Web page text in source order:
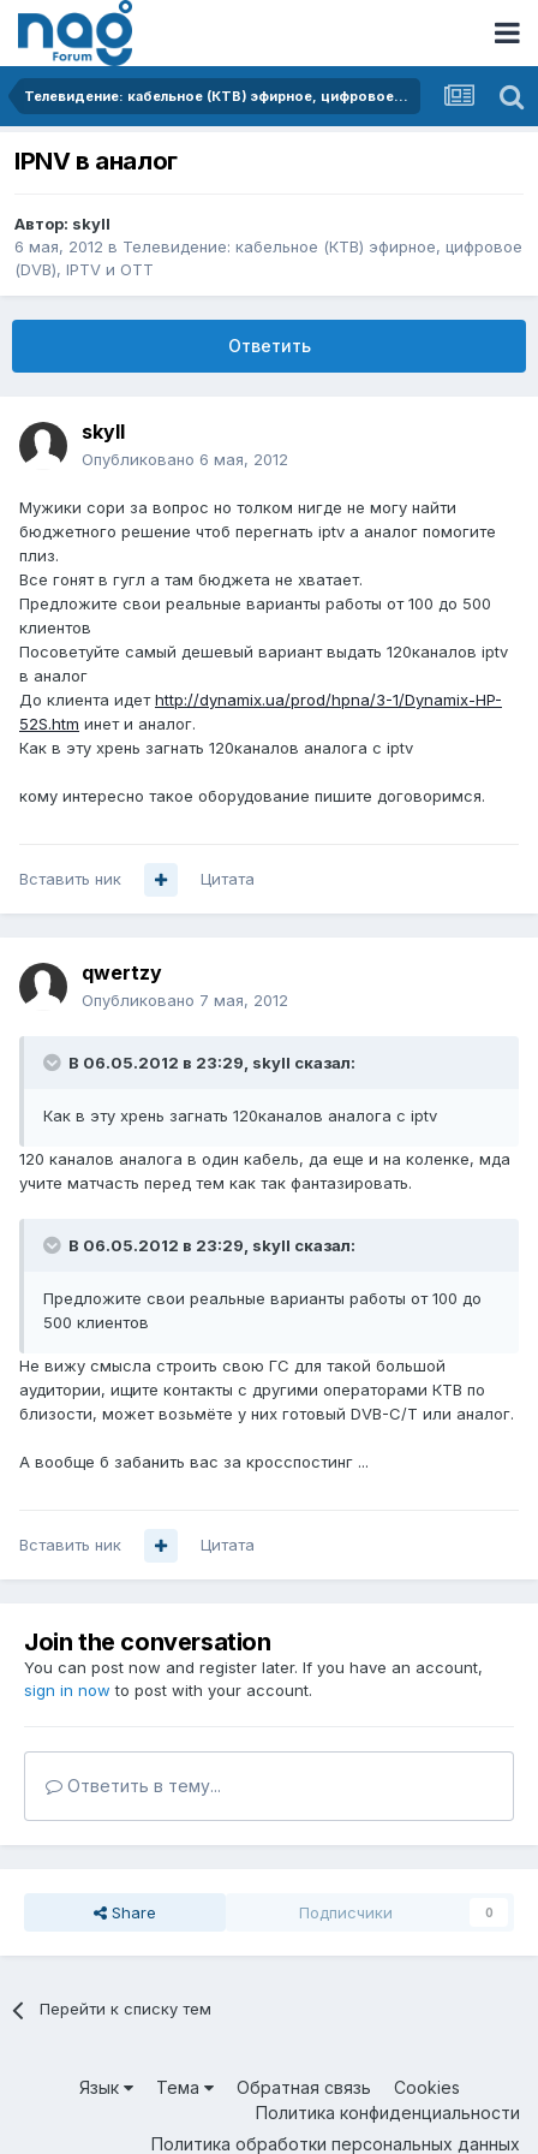
Телевидение: кабельное (КТВ) эфирное, цифровое (DVB), IPTV и OTT
IPNV в аналог
Автор: skyll
6 мая, 2012 в Телевидение: кабельное (КТВ) эфирное, цифровое
(DVB), IPTV и OTT
Ответить
skyll
Опубликовано 6 мая, 2012
Мужики сори за вопрос но толком нигде не могу найти
бюджетного решение чтоб перегнать iptv а аналог помогите
плиз.
Все гонят в гугл а там бюджета не хватает.
Предложите свои реальные варианты работы от 100 до 500
клиентов
Посоветуйте самый дешевый вариант выдать 120каналов iptv
в аналог
До клиента идетhttp://dynamix.ua/prod/hpna/3-1/Dynamix-HP-
52S.htm инет и аналог.
Как в эту хрень загнать 120каналов аналога с iptv
кому интересно такое оборудование пишите договоримся.
Вставить ник Цитата
qwertzy
Опубликовано 7 мая, 2012
В 06.05.2012 в 23:29, skyll сказал:
Как в эту хрень загнать 120каналов аналога с iptv
120 каналов аналога в один кабель, да еще и на коленке, мда
учите матчасть перед тем как так фантазировать.
В 06.05.2012 в 23:29, skyll сказал:
Предложите свои реальные варианты работы от 100 до
500 клиентов
Не вижу смысла строить свою ГС для такой большой
аудитории, ищите контакты с другими операторами КТВ по
близости, может возьмёте у них готовый DVB-C/Т или аналог.
А вообще б забанить вас за кросспостинг ...
Вставить ник Цитата
Join the conversation
You can post now and register later. If you have an account,
sign in now to post with your account.
Ответить в тему...
Share Подписчики 0
Перейти к списку тем
Язык Тема Обратная связь
Cookies
Политика конфиденциальности
Политика обработки персональных данных